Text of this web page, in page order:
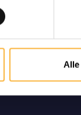
Alle
im